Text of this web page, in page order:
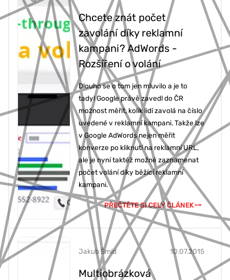
Chcete znát počet
zavolání díky reklamní
kampani? AdWords -
Rozšíření o volání
Dlouho se o tom jen mluvilo a je to
tady! Google právě zavedl do ČR
možnost měřit, kolik lidí zavolá na číslo
uvedené v reklamní kampani. Takže lze
v Google AdWords nejen měřit
konverze po kliknutí na reklamní URL,
ale je nyní taktéž možné zaznamenat
počet volání díky běžící reklamní
kampani.
PŘEČTĚTE SI CELÝ ČLÁNEK
Multiobrázková
10.07.2015
Jakub Šmíd